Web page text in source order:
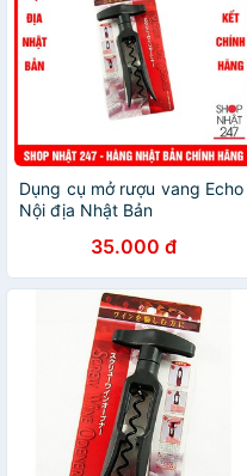
Dụng cụ mở rượu vang Echo
Nội địa Nhật Bản
35.000 đ